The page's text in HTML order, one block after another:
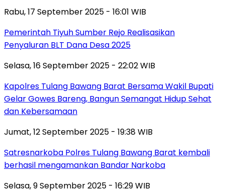
Rabu, 17 September 2025 - 16:01 WIB
Pemerintah Tiyuh Sumber Rejo Realisasikan
Penyaluran BLT Dana Desa 2025
Selasa, 16 September 2025 - 22:02 WIB
Kapolres Tulang Bawang Barat Bersama Wakil Bupati
Gelar Gowes Bareng, Bangun Semangat Hidup Sehat
dan Kebersamaan
Jumat, 12 September 2025 - 19:38 WIB
Satresnarkoba Polres Tulang Bawang Barat kembali
berhasil mengamankan Bandar Narkoba
Selasa, 9 September 2025 - 16:29 WIB